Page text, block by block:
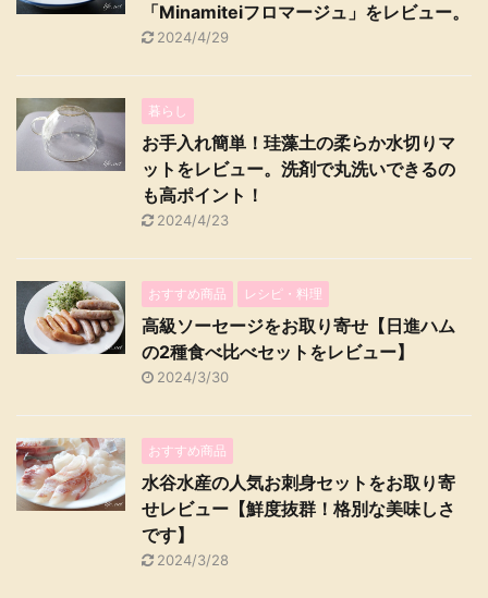
「Minamiteiフロマージュ」をレビュー。
2024/4/29
暮らし
お手入れ簡単！珪藻土の柔らか水切りマ
ットをレビュー。洗剤で丸洗いできるの
も高ポイント！
2024/4/23
おすすめ商品 レシピ・料理
高級ソーセージをお取り寄せ【日進ハム
の2種食べ比べセットをレビュー】
2024/3/30
おすすめ商品
水谷水産の人気お刺身セットをお取り寄
せレビュー【鮮度抜群！格別な美味しさ
です】
2024/3/28